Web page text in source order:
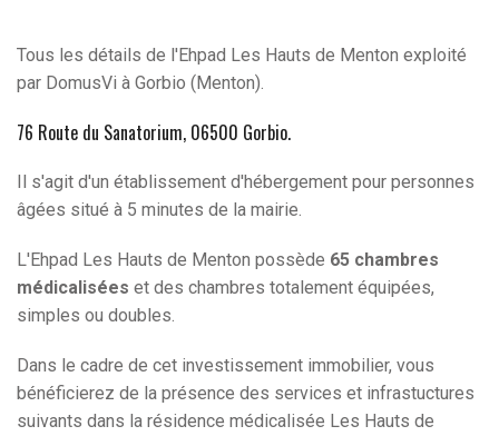
Tous les détails de l'Ehpad Les Hauts de Menton exploité
par DomusVi à Gorbio (Menton).
76 Route du Sanatorium, 06500 Gorbio.
Il s'agit d'un établissement d'hébergement pour personnes
âgées situé à 5 minutes de la mairie.
L'Ehpad Les Hauts de Menton possède 65 chambres
médicalisées et des chambres totalement équipées,
simples ou doubles.
Dans le cadre de cet investissement immobilier, vous
bénéficierez de la présence des services et infrastuctures
suivants dans la résidence médicalisée Les Hauts de